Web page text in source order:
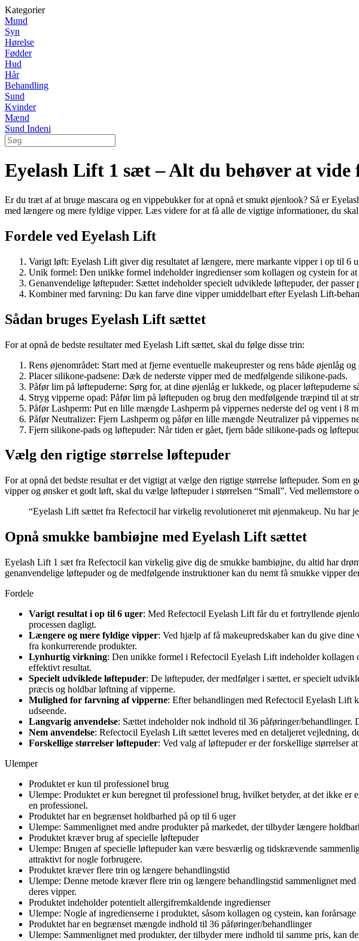
Kategorier
Mund
Syn
Hørelse
Fødder
Hud
Hår
Behandling
Sund
Kvinder
Mænd
Sund Indeni
Eyelash Lift 1 sæt – Alt du behøver at vide
Er du træt af at bruge mascara og en vippebukker for at opnå et smukt øjenlook? Så er
med længere og mere fyldige vipper. Læs videre for at få alle de vigtige informationer, du
Fordele ved Eyelash Lift
Varigt løft: Eyelash Lift giver dig resultatet af længere, mere markante vipper i op til 6
Unik formel: Den unikke formel indeholder ingredienser som kollagen og cystein for
Genanvendelige løftepuder: Sættet indeholder specielt udviklede løftepuder, der
Kombiner med farvning: Du kan farve dine vipper umiddelbart efter Eyelash Lift-
Sådan bruges Eyelash Lift sættet
For at opnå de bedste resultater med Eyelash Lift sættet, skal du følge disse trin:
Rens øjenområdet: Start med at fjerne eventuelle makeuprester og rens både øjenlåg
Placer silikone-padsene: Dæk de nederste vipper med de medfølgende silikone-pads.
Påfør lim på løftepuderne: Sørg for, at dine øjenlåg er lukkede, og placer løftepuderne
Stryg vipperne opad: Påfør lim på løftepuden og brug den medfølgende træpind til at
Påfør Lashperm: Put en lille mængde Lashperm på vippernes nederste del og vent i 8
Påfør Neutralizer: Fjern Lashperm og påfør en lille mængde Neutralizer på vippernes
Fjern silikone-pads og løftepuder: Når tiden er gået, fjern både silikone-pads og
Vælg den rigtige størrelse løftepuder
For at opnå det bedste resultat er det vigtigt at vælge den rigtige størrelse løftepuder. Som
vipper og ønsker et godt løft, skal du vælge løftepuder i størrelsen “Small”. Ved
“Eyelash Lift sættet fra Refectocil har virkelig revolutioneret mit øjenmakeup. Nu har
Opnå smukke bambiøjne med Eyelash Lift sættet
Eyelash Lift 1 sæt fra Refectocil kan virkelig give dig de smukke bambiøjne, du altid har
genanvendelige løftepuder og de medfølgende instruktioner kan du nemt få smukke vipper
Fordele
Varigt resultat i op til 6 uger: Med Refectocil Eyelash Lift får du et fortryllende
processen dagligt.
Længere og mere fyldige vipper: Ved hjælp af få makeupredskaber kan du give dine
fra konkurrerende produkter.
Lynhurtig virkning: Den unikke formel i Refectocil Eyelash Lift indeholder
effektivt resultat.
Specielt udviklede løftepuder: De løftepuder, der medfølger i sættet, er specielt
præcis og holdbar løftning af vipperne.
Mulighed for farvning af vipperne: Efter behandlingen med Refectocil Eyelash Lift
udseende.
Langvarig anvendelse: Sættet indeholder nok indhold til 36 påføringer/behandlinger.
Nem anvendelse: Refectocil Eyelash Lift sættet leveres med en detaljeret vejledning,
Forskellige størrelser løftepuder: Ved valg af løftepuder er der forskellige størrelser
Ulemper
Produktet er kun til professionel brug
Ulempe: Produktet er kun beregnet til professionel brug, hvilket betyder, at det ikke
en professionel.
Produktet har en begrænset holdbarhed på op til 6 uger
Ulempe: Sammenlignet med andre produkter på markedet, der tilbyder længere
Produktet kræver brug af specielle løftepuder
Ulempe: Brugen af specielle løftepuder kan være besværlig og tidskrævende
attraktivt for nogle forbrugere.
Produktet kræver flere trin og længere behandlingstid
Ulempe: Denne metode kræver flere trin og længere behandlingstid sammenlignet
deres vipper.
Produktet indeholder potentielt allergifremkaldende ingredienser
Ulempe: Nogle af ingredienserne i produktet, såsom kollagen og cystein, kan
Produktet har en begrænset mængde indhold til 36 påføringer/behandlinger
Ulempe: Sammenlignet med produkter, der tilbyder mere indhold til samme pris, kan